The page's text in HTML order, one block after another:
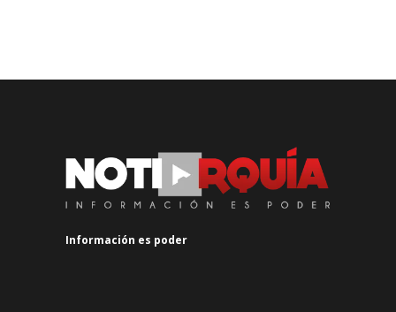
Información es poder